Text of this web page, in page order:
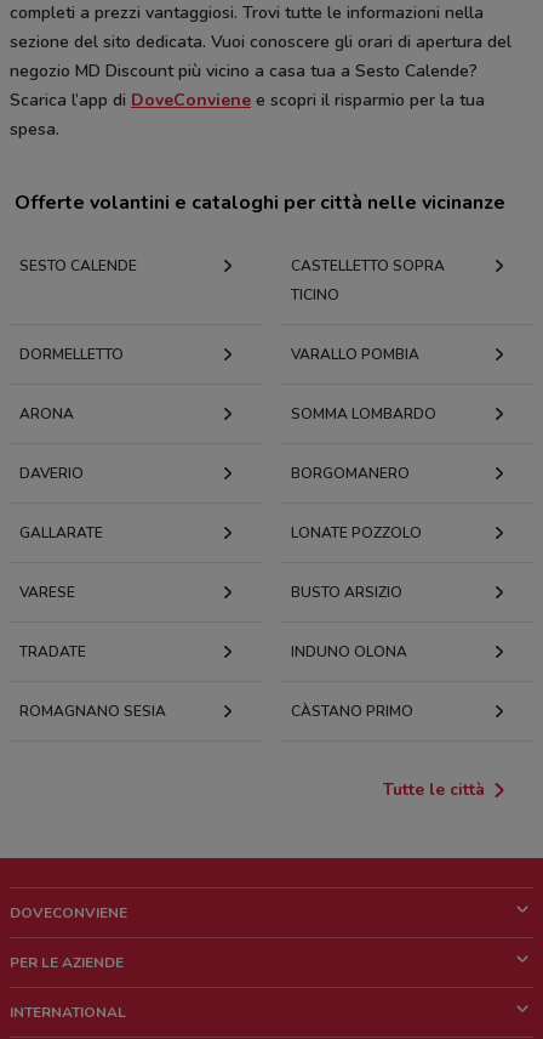
completi a prezzi vantaggiosi. Trovi tutte le informazioni nella
sezione del sito dedicata. Vuoi conoscere gli orari di apertura del
negozio MD Discount più vicino a casa tua a Sesto Calende?
Scarica l’app di DoveConviene e scopri il risparmio per la tua
spesa.
Offerte volantini e cataloghi per città nelle vicinanze
SESTO CALENDE
CASTELLETTO SOPRA
TICINO
DORMELLETTO VARALLO POMBIA
ARONA SOMMA LOMBARDO
DAVERIO BORGOMANERO
GALLARATE LONATE POZZOLO
VARESE BUSTO ARSIZIO
TRADATE INDUNO OLONA
ROMAGNANO SESIA CÀSTANO PRIMO
Tutte le città
DOVECONVIENE
Chi siamo
PER LE AZIENDE
INTERNATIONAL